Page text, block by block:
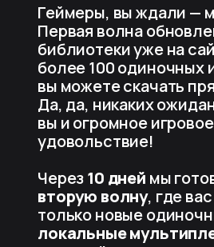
Геймеры, вы ждали —
Первая волна
библиотеки уже на
более 100 одиночных
вы можете скачать
Да, да, никаких
вы и огромное игровое
удовольствие!
Через10 дней мы
вторую волну, где
только новые
локальные